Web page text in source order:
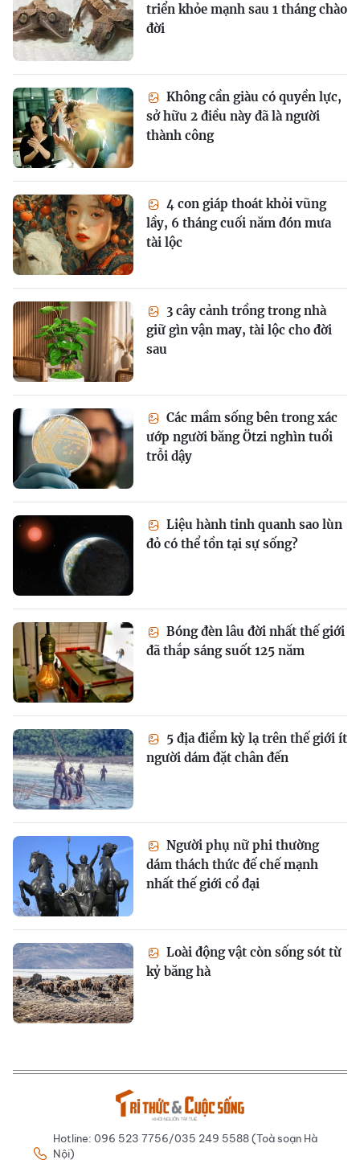
triển khỏe mạnh sau 1 tháng chào
đời
Không cần giàu có quyền lực,
sở hữu 2 điều này đã là người
thành công
4 con giáp thoát khỏi vũng
lầy, 6 tháng cuối năm đón mưa
tài lộc
3 cây cảnh trồng trong nhà
giữ gìn vận may, tài lộc cho đời
sau
Các mầm sống bên trong xác
ướp người băng Ötzi nghìn tuổi
trỗi dậy
Liệu hành tinh quanh sao lùn
đỏ có thể tồn tại sự sống?
Bóng đèn lâu đời nhất thế giới
đã thắp sáng suốt 125 năm
5 địa điểm kỳ lạ trên thế giới ít
người dám đặt chân đến
Người phụ nữ phi thường
dám thách thức đế chế mạnh
nhất thế giới cổ đại
Loài động vật còn sống sót từ
kỷ băng hà
Hotline: 096 523 7756/035 249 5588 (Toà soạn Hà
Nội)